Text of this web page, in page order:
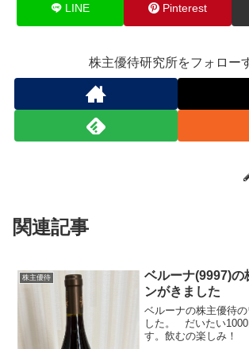
LINE Pinterest
株主優待研究所をフォロー
関連記事
株主優待
ベルーナ(9997)の
ンがきました
ベルーナの株主優待
した。 だいたい
す。飲むの楽しみ！